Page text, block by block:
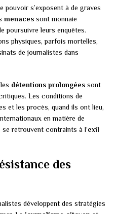
pouvoir s’exposent à de graves
menaces sont monnaie
poursuivre leurs enquêtes.
physiques, parfois mortelles,
de journalistes dans
détentions prolongées sont
Les conditions de
et les procès, quand ils ont lieu,
en matière de
retrouvent contraints à l’exil
des
développent des stratégies